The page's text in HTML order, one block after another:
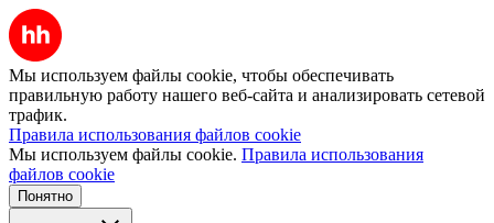
Мы используем файлы cookie, чтобы обеспечивать
правильную работу нашего веб-сайта и анализировать сетевой
трафик.
Правила использования файлов cookie
Мы используем файлы cookie. Правила использования
файлов cookie
Понятно